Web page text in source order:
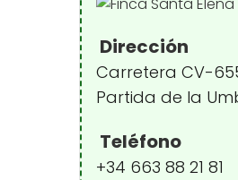
Dirección
Carretera CV-
Partida de la
Teléfono
+34 663 88 21 81